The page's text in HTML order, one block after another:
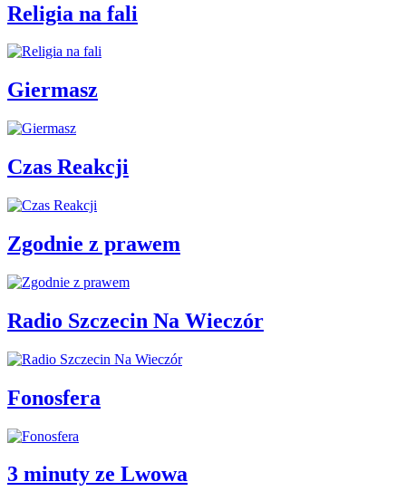
Religia na fali
Giermasz
Czas Reakcji
Zgodnie z prawem
Radio Szczecin Na Wieczór
Fonosfera
3 minuty ze Lwowa